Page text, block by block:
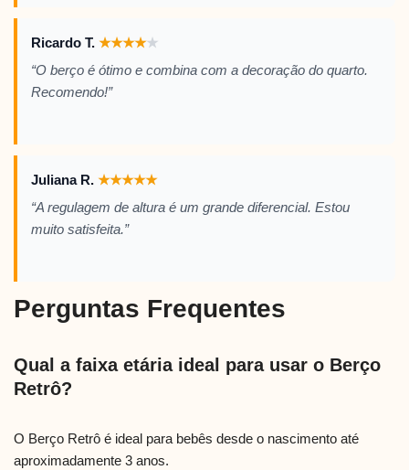
Ricardo T. ★★★★★
“O berço é ótimo e combina com a decoração do quarto.
Recomendo!”
Juliana R. ★★★★★
“A regulagem de altura é um grande diferencial. Estou
muito satisfeita.”
Perguntas Frequentes
Qual a faixa etária ideal para usar o Berço
Retrô?
O Berço Retrô é ideal para bebês desde o nascimento até
aproximadamente 3 anos.